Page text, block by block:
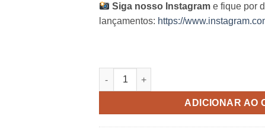
Siga nosso Instagram e fique por
lançamentos: https://
Poltrona Beanless Intex quantidade
ADICIONAR AO